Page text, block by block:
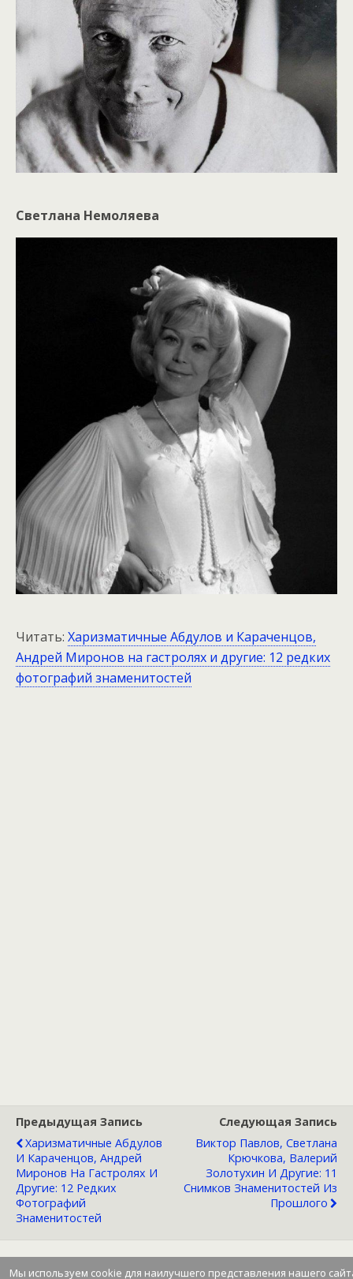
Светлана Немоляева
Читать: Харизматичные Абдулов и Караченцов,
Андрей Миронов на гастролях и другие: 12 редких
фотографий знаменитостей
Предыдущая Запись
Харизматичные Абдулов
И Караченцов, Андрей
Миронов На Гастролях И
Другие: 12 Редких
Фотографий
Знаменитостей
Следующая Запись
Виктор Павлов, Светлана
Крючкова, Валерий
Золотухин И Другие: 11
Снимков Знаменитостей Из
Прошлого
Мы используем cookie для наилучшего представления нашего